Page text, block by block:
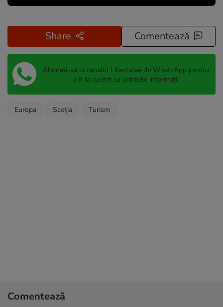
Share Comentează
Abonați-vă la canalul Libertatea de WhatsApp pentru
a fi la curent cu ultimele informații
Europa Scoția Turism
Comentează